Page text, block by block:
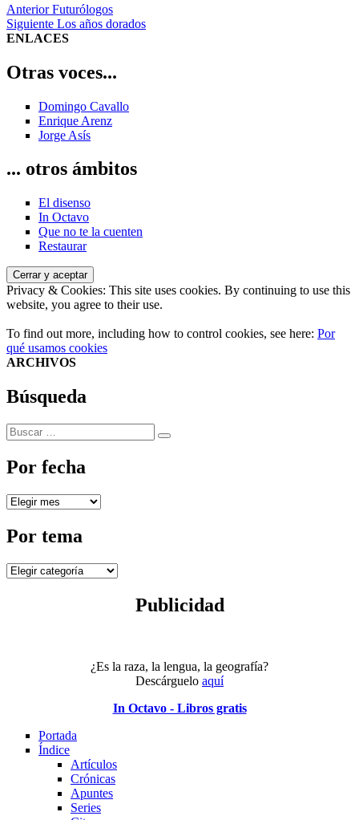
Navegación
de
Anterior Entrada
anterior:
Futurólogos
Siguiente Entrada
siguiente:
Los años dorados
ENLACES
Otras voces...
Domingo Cavallo
Enrique Arenz
Jorge Asís
... otros ámbitos
El disenso
In Octavo
Que no te la cuenten
Restaurar
Privacy & Cookies: This site uses cookies. By continuing to use this
website, you agree to their use.
To find out more, including how to control cookies, see here: Por
qué usamos cookies
ARCHIVOS
Búsqueda
Buscar
por:
Buscar
Por fecha
Por
Por tema
Por
Publicidad
¿Es la raza, la lengua, la geografía?
Descárguelo aquí
In Octavo - Libros gratis
Portada
Índice
Artículos
Crónicas
Apuntes
Series